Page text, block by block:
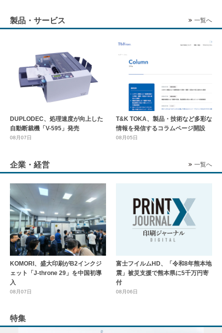
製品・サービス 一覧へ
DUPLODEC、処理速度が向上した
自動断裁機「V-595」発売
08月07日
T&K TOKA、製品・技術など多彩な
情報を発信するコラムページ開設
08月05日
企業・経営 一覧へ
KOMORI、盛大印刷がB2インクジ
ェット「J-throne 29」を中国初導
入
08月07日
富士フイルムHD、「令和8年熊本地
震」被災支援で熊本県に5千万円寄
付
08月06日
特集